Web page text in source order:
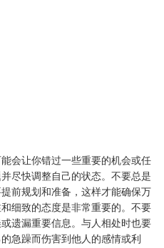
会让你错过一些重要的机会或任
尽快调整自己的状态。不要总是
前规划和准备，这样才能确保万
细致的态度是非常重要的。不要
遗漏重要信息。与人相处时也要
急躁而伤害到他人的感情或利